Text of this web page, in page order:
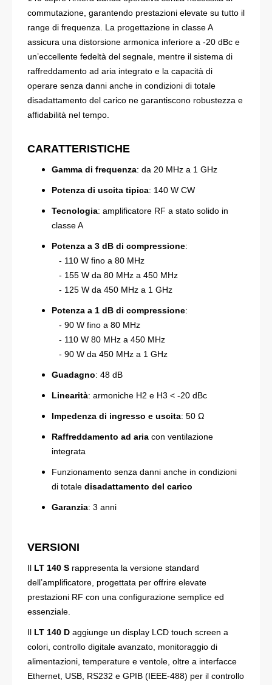
commutazione, garantendo prestazioni elevate su tutto il
range di frequenza. La progettazione in classe A
assicura una distorsione armonica inferiore a -20 dBc e
un’eccellente fedeltà del segnale, mentre il sistema di
raffreddamento ad aria integrato e la capacità di
operare senza danni anche in condizioni di totale
disadattamento del carico ne garantiscono robustezza e
affidabilità nel tempo.
CARATTERISTICHE
Gamma di frequenza: da 20 MHz a 1 GHz
Potenza di uscita tipica: 140 W CW
Tecnologia: amplificatore RF a stato solido in
classe A
Potenza a 3 dB di compressione:
- 110 W fino a 80 MHz
- 155 W da 80 MHz a 450 MHz
- 125 W da 450 MHz a 1 GHz
Potenza a 1 dB di compressione:
- 90 W fino a 80 MHz
- 110 W 80 MHz a 450 MHz
- 90 W da 450 MHz a 1 GHz
Guadagno: 48 dB
Linearità: armoniche H2 e H3 < -20 dBc
Impedenza di ingresso e uscita: 50 Ω
Raffreddamento ad aria con ventilazione
integrata
Funzionamento senza danni anche in condizioni
di totale disadattamento del carico
Garanzia: 3 anni
VERSIONI
Il LT 140 S rappresenta la versione standard
dell’amplificatore, progettata per offrire elevate
prestazioni RF con una configurazione semplice ed
essenziale.
Il LT 140 D aggiunge un display LCD touch screen a
colori, controllo digitale avanzato, monitoraggio di
alimentazioni, temperature e ventole, oltre a interfacce
Ethernet, USB, RS232 e GPIB (IEEE-488) per il controllo